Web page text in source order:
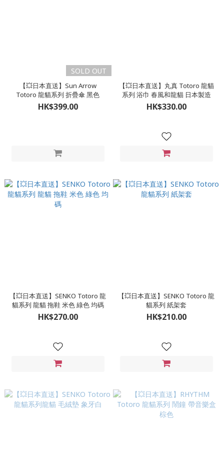
SOLD OUT
【💥日本直送】Sun Arrow
Totoro 龍貓系列 折疊傘 黑色
HK$399.00
【💥日本直送】丸真 Totoro 龍貓
系列 浴巾 春風和龍貓 日本製造
HK$330.00
【💥日本直送】SENKO Totoro 龍
貓系列 龍貓 拖鞋 米色 綠色 均碼
HK$270.00
【💥日本直送】SENKO Totoro 龍
貓系列 紙架套
HK$210.00